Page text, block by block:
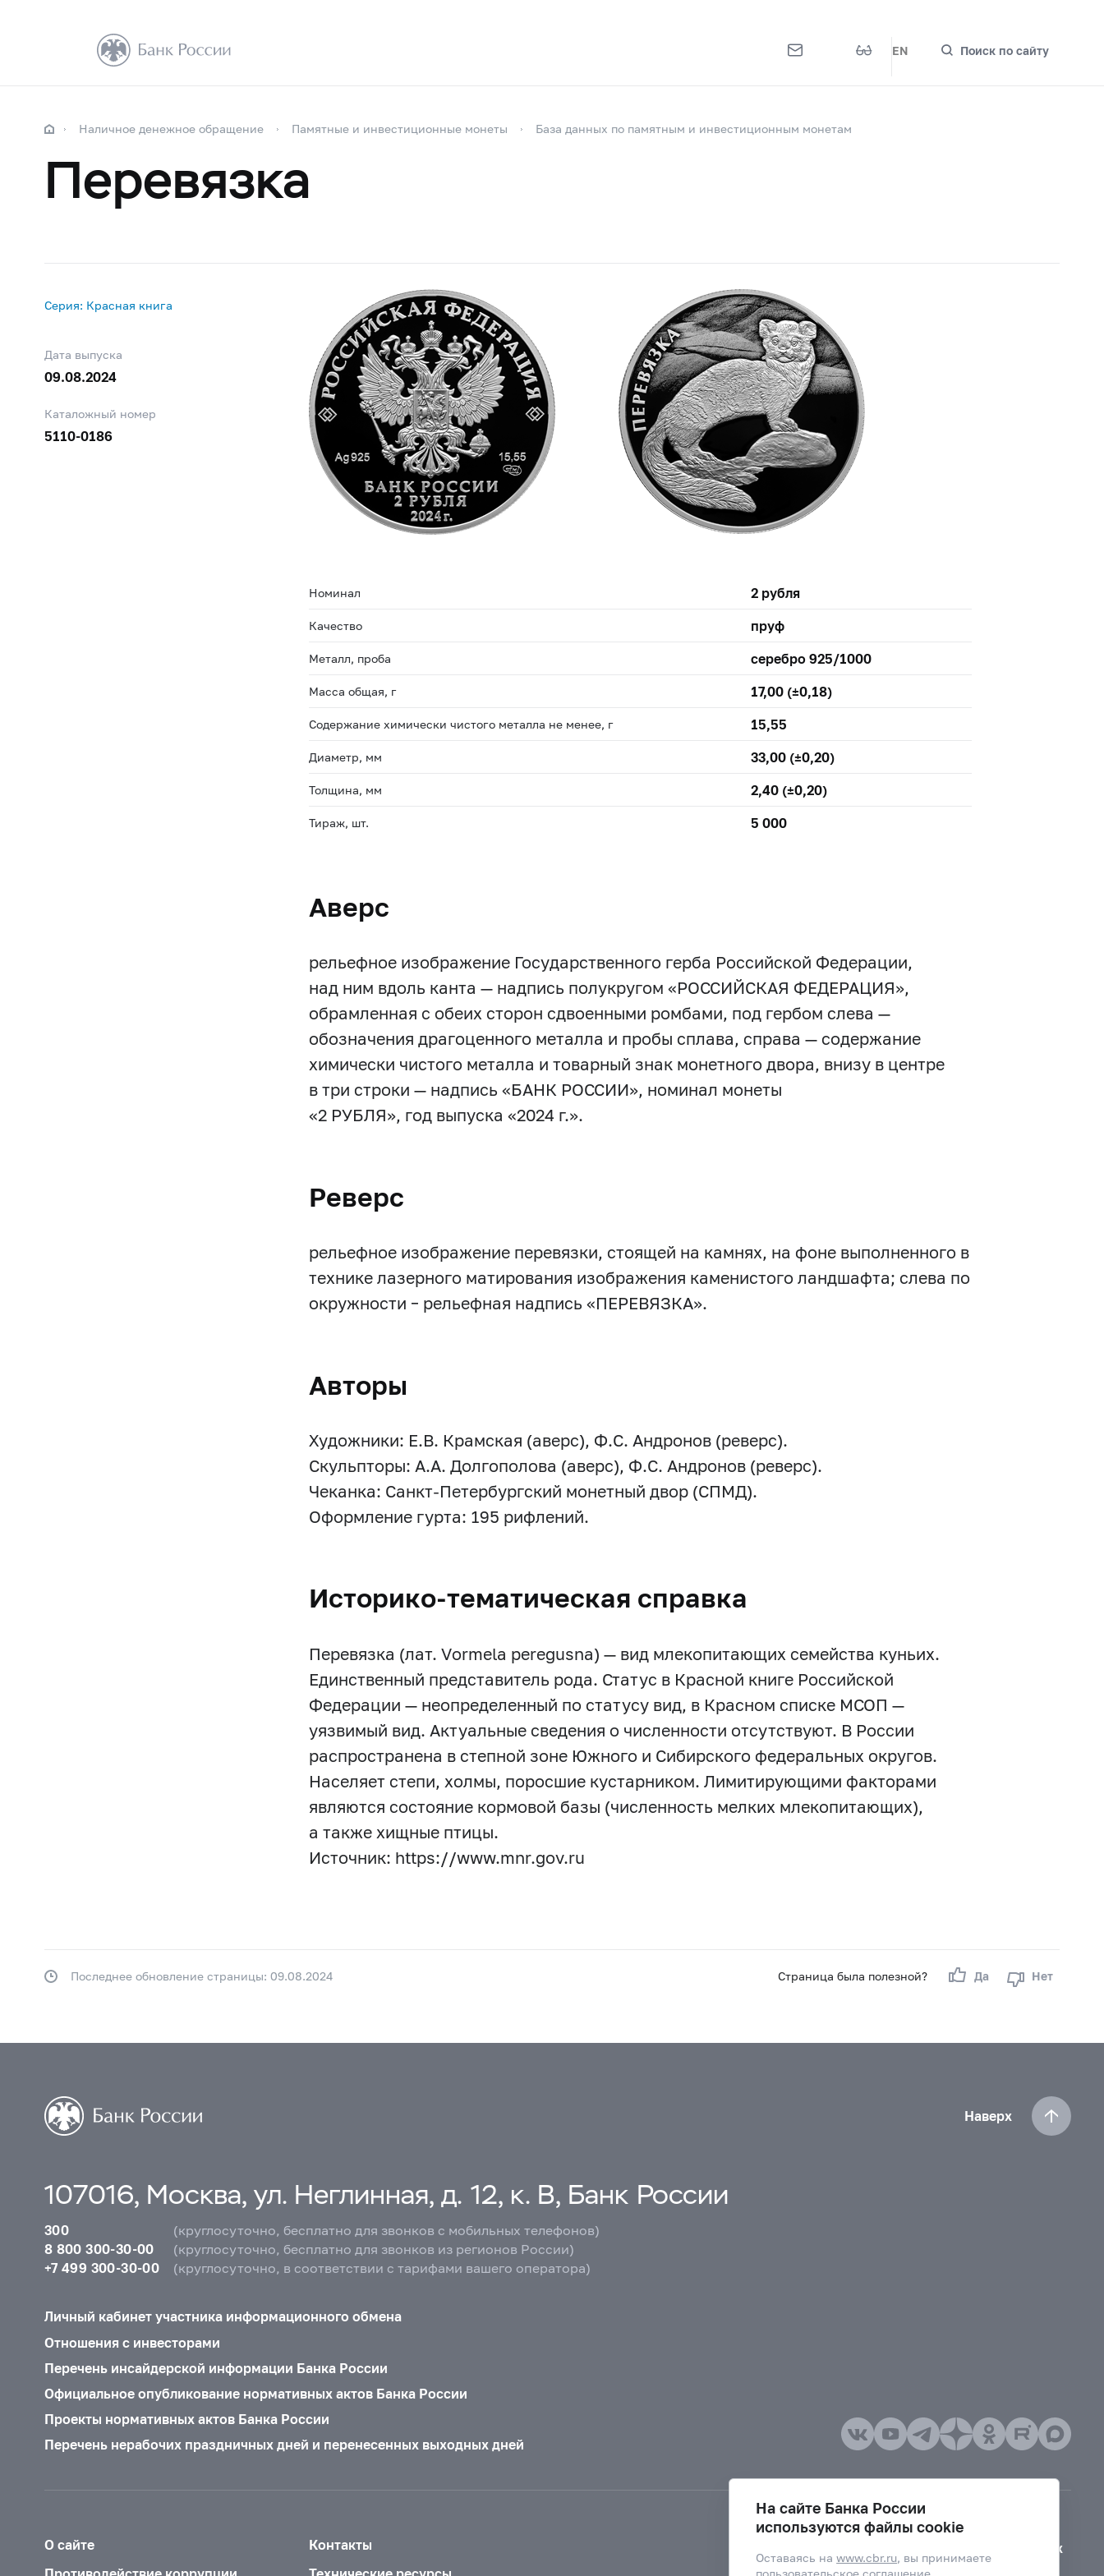
EN Поиск по сайту
Наличное денежное обращение Памятные и инвестиционные монеты База данных по памятным и инвестиционным монетам
Перевязка
Серия: Красная книга
Дата выпуска
09.08.2024
Каталожный номер
5110-0186
Номинал 2 рубля
Качество пруф
Металл, проба серебро 925/1000
Масса общая, г 17,00 (±0,18)
Содержание химически чистого металла не менее, г 15,55
Диаметр, мм 33,00 (±0,20)
Толщина, мм 2,40 (±0,20)
Тираж, шт. 5 000
Аверс
рельефное изображение Государственного герба Российской Федерации,
над ним вдоль канта — надпись полукругом «РОССИЙСКАЯ ФЕДЕРАЦИЯ»,
обрамленная с обеих сторон сдвоенными ромбами, под гербом слева —
обозначения драгоценного металла и пробы сплава, справа — содержание
химически чистого металла и товарный знак монетного двора, внизу в центре
в три строки — надпись «БАНК РОССИИ», номинал монеты
«2 РУБЛЯ», год выпуска «2024 г.».
Реверс
рельефное изображение перевязки, стоящей на камнях, на фоне выполненного в
технике лазерного матирования изображения каменистого ландшафта; слева по
окружности – рельефная надпись «ПЕРЕВЯЗКА».
Авторы
Художники: Е.В. Крамская (аверс), Ф.С. Андронов (реверс).
Скульпторы: А.А. Долгополова (аверс), Ф.С. Андронов (реверс).
Чеканка: Санкт-Петербургский монетный двор (СПМД).
Оформление гурта: 195 рифлений.
Историко-тематическая справка
Перевязка (лат. Vormela peregusna) — вид млекопитающих семейства куньих.
Единственный представитель рода. Статус в Красной книге Российской
Федерации — неопределенный по статусу вид, в Красном списке МСОП —
уязвимый вид. Актуальные сведения о численности отсутствуют. В России
распространена в степной зоне Южного и Сибирского федеральных округов.
Населяет степи, холмы, поросшие кустарником. Лимитирующими факторами
являются состояние кормовой базы (численность мелких млекопитающих),
а также хищные птицы.
Источник: https://www.mnr.gov.ru
Страница была полезной? Да Нет
Последнее обновление страницы: 09.08.2024
Наверх
107016, Москва, ул. Неглинная, д. 12, к. В, Банк России
300
(круглосуточно, бесплатно для звонков с мобильных телефонов)
8 800 300-30-00
(круглосуточно, бесплатно для звонков из регионов России)
+7 499 300-30-00
(круглосуточно, в соответствии с тарифами вашего оператора)
Личный кабинет участника информационного обмена
Отношения с инвесторами
Перечень инсайдерской информации Банка России
Официальное опубликование нормативных актов Банка России
Проекты нормативных актов Банка России
Перечень нерабочих праздничных дней и перенесенных выходных дней
О сайте
Контакты
Версия для слабовидящих
На сайте Банка России
используются файлы cookie
Оставаясь наwww.cbr.ru, вы принимаете
пользовательское соглашение